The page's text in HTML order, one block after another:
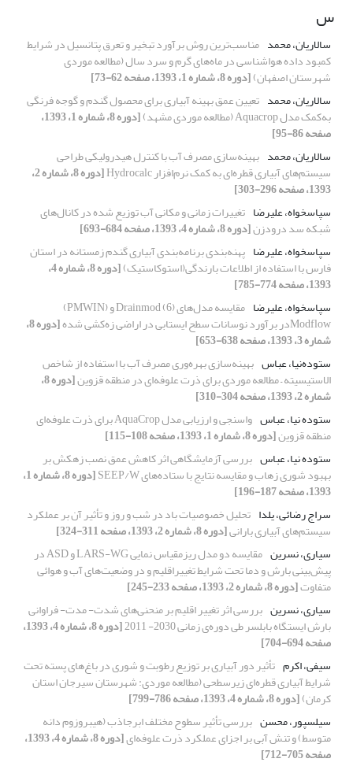
س
سالاریان، محمد مناسب‌ترین روش برآورد تبخیر و تعرق پتانسیل در شرایط
کمبود داده هواشناسی در ماه‌های گرم و سرد سال (مطالعه موردی
شهرستان اصفهان)[دوره 8، شماره 1، 1393، صفحه 62-73]
سالاریان، محمد تعیین عمق بهینه آبیاری برای محصول گندم و گوجه فرنگی
به‌کمک مدل Aquacrop (مطالعه موردی مشهد) [دوره 8، شماره 1، 1393،
صفحه 86-95]
سالاریان، محمد بهینه‌سازی مصرف آب با کنترل هیدرولیکی طراحی
سیستم‌های آبیاری قطره‌ای به کمک نرم‌افزار Hydrocalc [دوره 8، شماره 2،
1393، صفحه 296-303]
سپاسخواه، علیرضا تغییرات زمانی و مکانی آب توزیع شده در کانال‌های
شبکه سد درودزن[دوره 8، شماره 4، 1393، صفحه 684-693]
سپاسخواه، علیرضا پهنه‌بندی برنامه‌بندی آبیاری گندم زمستانه در استان
فارس با استفاده از اطلاعات بارندگی(استوکاستیک) [دوره 8، شماره 4،
1393، صفحه 774-785]
سپاسخواه، علیرضا
مقایسه مدل‌های (6) Drainmod و (PMWIN)
Modflowدر برآورد نوسانات سطح ایستابی در اراضی زه‌کشی شده [دوره 8،
شماره 3، 1393، صفحه 638-653]
ستوده‌نیا، عباس بهینه‌سازی بهره‌وری مصرف آب با استفاده از شاخص
الاستیسیته – مطالعه موردی برای ذرت علوفه‌ای در منطقه قزوین [دوره 8،
شماره 2، 1393، صفحه 304-310]
ستوده نیا، عباس
واسنجی و ارزیابی مدل AquaCrop برای ذرت علوفه‌ای
منطقه قزوین[دوره 8، شماره 1، 1393، صفحه 108-115]
ستوده نیا، عباس بررسی آزمایشگاهی اثر کاهش عمق نصب زهکش بر
بهبود شوری زهاب و مقایسه نتایج با ستاده‌های SEEP/W [دوره 8، شماره 1،
1393، صفحه 187-196]
سراج رضائی، یلدا تحلیل خصوصیات باد در شب و روز و تأثیر آن بر عملکرد
سیستم‌های آبیاری بارانی[دوره 8، شماره 2، 1393، صفحه 311-324]
سیاری، نسرین
مقایسه دو مدل ریزمقیاس نمایی LARS-WG و ASD در
پیش‌بینی بارش و دما تحت شرایط تغییراقلیم و در وضعیت‌های آب و هوائی
متفاوت[دوره 8، شماره 2، 1393، صفحه 233-245]
سیاری، نسرین بررسی اثر تغییر اقلیم بر منحنی‌های شدت- مدت- فراوانی
بارش ایستگاه بابلسر طی دوره‌ی زمانی 2030- 2011 [دوره 8، شماره 4، 1393،
صفحه 694-704]
سیفی، اکرم تأثیر دور آبیاری بر توزیع‌ رطوبت و شوری در باغ‌های پسته تحت
شرایط آبیاری قطره‌ای زیرسطحی (مطالعه موردی: شهرستان سیرجان استان
کرمان)[دوره 8، شماره 4، 1393، صفحه 786-799]
سیلسپور، محسن بررسی تأثیر سطوح مختلف ابرجاذب (هیبروزوم دانه
متوسط) و تنش آبی بر اجزای عملکرد ذرت علوفه‌ای [دوره 8، شماره 4، 1393،
صفحه 705-712]